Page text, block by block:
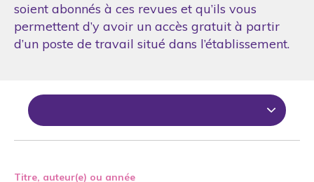
soient abonnés à ces revues et qu’ils vous
permettent d’y avoir un accès gratuit à partir
d’un poste de travail situé dans l’établissement.
Titre, auteur(e) ou année